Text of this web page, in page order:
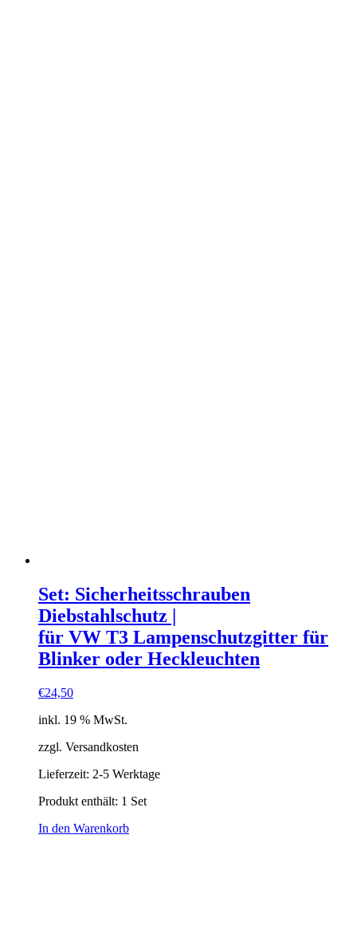
Set: Sicherheitsschrauben
Diebstahlschutz |
für VW T3 Lampenschutzgitter für
Blinker oder Heckleuchten
€24,50
inkl. 19 % MwSt.
zzgl. Versandkosten
Lieferzeit: 2-5 Werktage
Produkt enthält: 1 Set
In den Warenkorb